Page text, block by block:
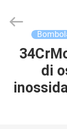
CASA
PRODOTTI
& Equipment
Reserved.
di